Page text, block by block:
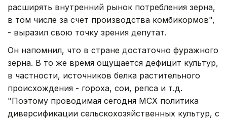
расширять внутренний рынок потребления зерна,
в том числе за счет производства комбикормов",
- выразил свою точку зрения депутат.
Он напомнил, что в стране достаточно фуражного
зерна. В то же время ощущается дефицит культур,
в частности, источников белка растительного
происхождения - гороха, сои, репса и т.д.
"Поэтому проводимая сегодня МСХ политика
диверсификации сельскохозяйственных культур, с